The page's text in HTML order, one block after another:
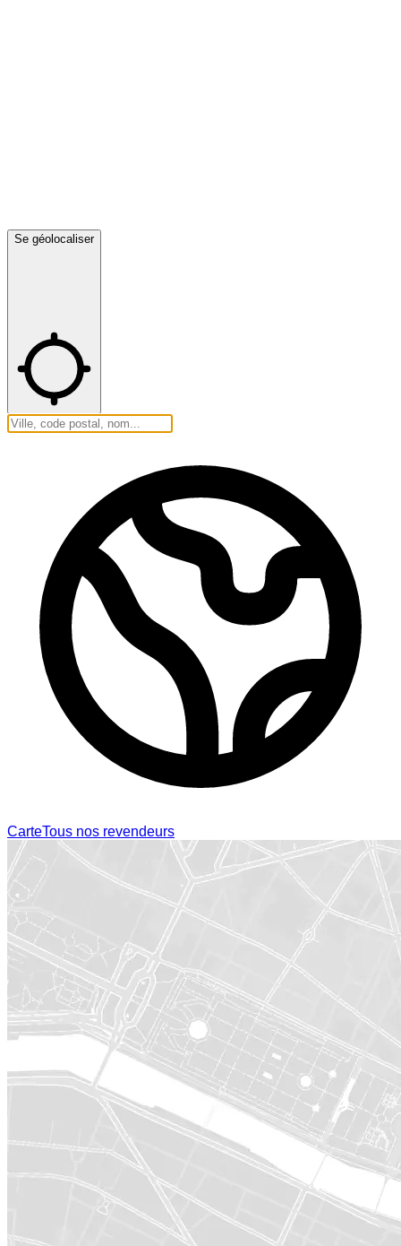
Se géolocaliser
CarteTous nos revendeurs